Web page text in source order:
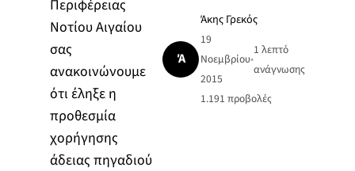
Περιφέρειας
Νοτίου Αιγαίου
σας
ανακοινώνουμε
ότι έληξε η
προθεσμία
χορήγησης
άδειας πηγαδιού
Ά
Άκης Γρεκός
19
Νοεμβρίου
2015
•
1 λεπτό
ανάγνωσης
1.191 προβολές